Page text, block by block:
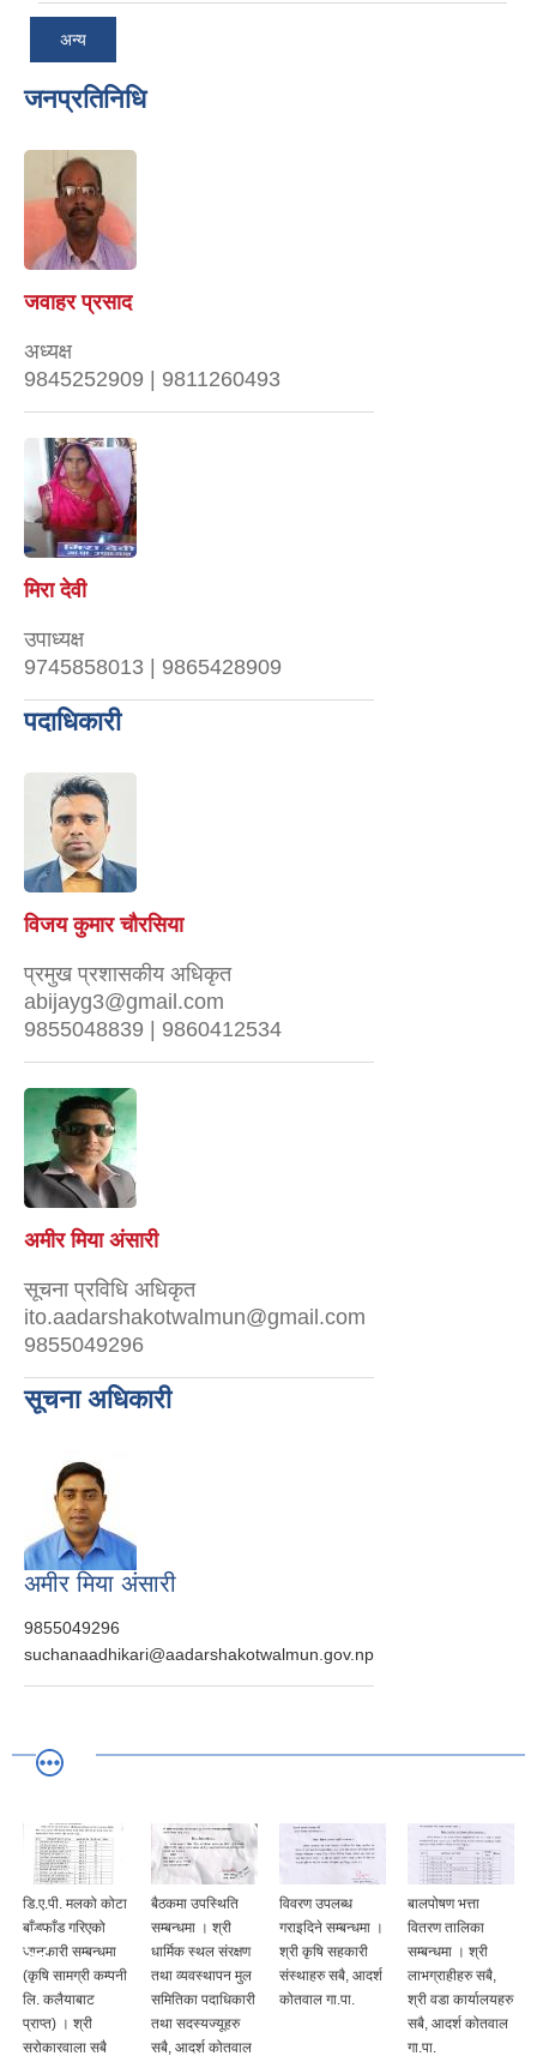
अन्य
जनप्रतिनिधि
जवाहर प्रसाद
अध्यक्ष
9845252909 | 9811260493
मिरा देवी
उपाध्यक्ष
9745858013 | 9865428909
पदाधिकारी
विजय कुमार चौरसिया
प्रमुख प्रशासकीय अधिकृत
abijayg3@gmail.com
9855048839 | 9860412534
अमीर मिया अंसारी
सूचना प्रविधि अधिकृत
ito.aadarshakotwalmun@gmail.com
9855049296
सूचना अधिकारी
अमीर मिया अंसारी
9855049296
suchanaadhikari@aadarshakotwalmun.gov.np
डि.ए.पी. मलको कोटा
बाँडफाँड गरिएको
जानकारी सम्बन्धमा
(कृषि सामग्री कम्पनी
लि. कलैयाबाट
प्राप्त) । श्री
सरोकारवाला सबै
बैठकमा उपस्थिति
सम्बन्धमा । श्री
धार्मिक स्थल संरक्षण
तथा व्यवस्थापन मुल
समितिका पदाधिकारी
तथा सदस्यज्यूहरु
सबै, आदर्श कोतवाल
विवरण उपलब्ध
गराइदिने सम्बन्धमा ।
श्री कृषि सहकारी
संस्थाहरु सबै, आदर्श
कोतवाल गा.पा.
बालपोषण भत्ता
वितरण तालिका
सम्बन्धमा । श्री
लाभग्राहीहरु सबै,
श्री वडा कार्यालयहरु
सबै, आदर्श कोतवाल
गा.पा.